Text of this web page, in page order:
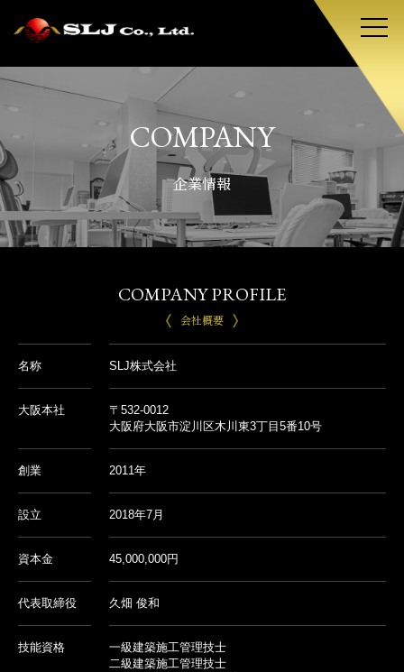
COMPANY
企業情報
COMPANY PROFILE
会社概要
名称 SLJ株式会社
大阪本社
〒532-0012
大阪府大阪市淀川区木川東3丁目5番10号
創業 2011年
設立 2018年7月
資本金 45,000,000円
代表取締役 久畑 俊和
技能資格
一級建築施工管理技士
二級建築施工管理技士